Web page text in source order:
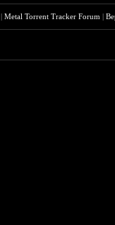
|Metal Torrent Tracker Forum |